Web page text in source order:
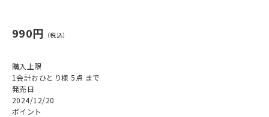
990円
購入上限
1会計おひとり様 5点 まで
発売日
2024/12/20
ポイント